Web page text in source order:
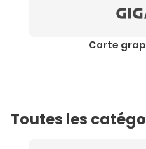
Carte
Toutes les